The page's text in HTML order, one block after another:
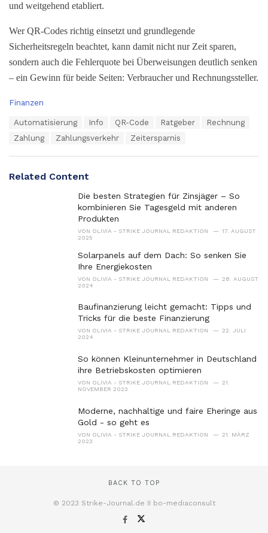
und weitgehend etabliert.
Wer QR-Codes richtig einsetzt und grundlegende
Sicherheitsregeln beachtet, kann damit nicht nur Zeit sparen,
sondern auch die Fehlerquote bei Überweisungen deutlich senken
– ein Gewinn für beide Seiten: Verbraucher und Rechnungssteller.
C
i
Finanzen
Automatisierung Info QR-Code Ratgeber
Rechnung
Zahlung
Zahlungsverkehr Zeitersparnis
Related Content
Die besten Strategien für Zinsjäger – So
kombinieren Sie Tagesgeld mit anderen
Produkten
VON OLIVIA - STRIKE JOURNAL REDAKTION
17. AUGUST
2025
Solarpanels auf dem Dach: So senken Sie
Ihre Energiekosten
VON OLIVIA - STRIKE JOURNAL REDAKTION
28. AUGUST
2024
Baufinanzierung leicht gemacht: Tipps und
Tricks für die beste Finanzierung
VON OLIVIA - STRIKE JOURNAL REDAKTION
22. JULI
2024
So können Kleinunternehmer in Deutschland
ihre Betriebskosten optimieren
VON OLIVIA - STRIKE JOURNAL REDAKTION
21.
NOVEMBER 2023
Moderne, nachhaltige und faire Eheringe aus
Gold - so geht es
VON OLIVIA - STRIKE JOURNAL REDAKTION
21. MÄRZ
2023
BACK TO TOP
© 2023 Strike-Journal.de II bo-mediaconsult